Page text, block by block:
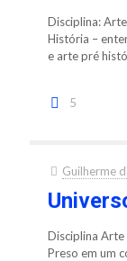
Disciplina:
História –
e arte pré
5
Guilherme
Disciplina Arte
Preso em um